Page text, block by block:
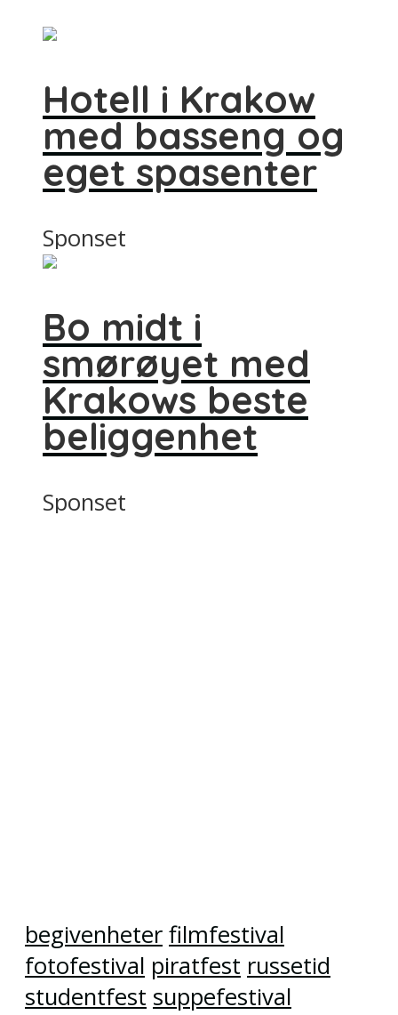
Hotell i Krakow
med basseng og
eget spasenter
Sponset
Bo midt i
smørøyet med
Krakows beste
beliggenhet
Sponset
begivenheter filmfestival
fotofestival piratfest russetid
studentfest suppefestival